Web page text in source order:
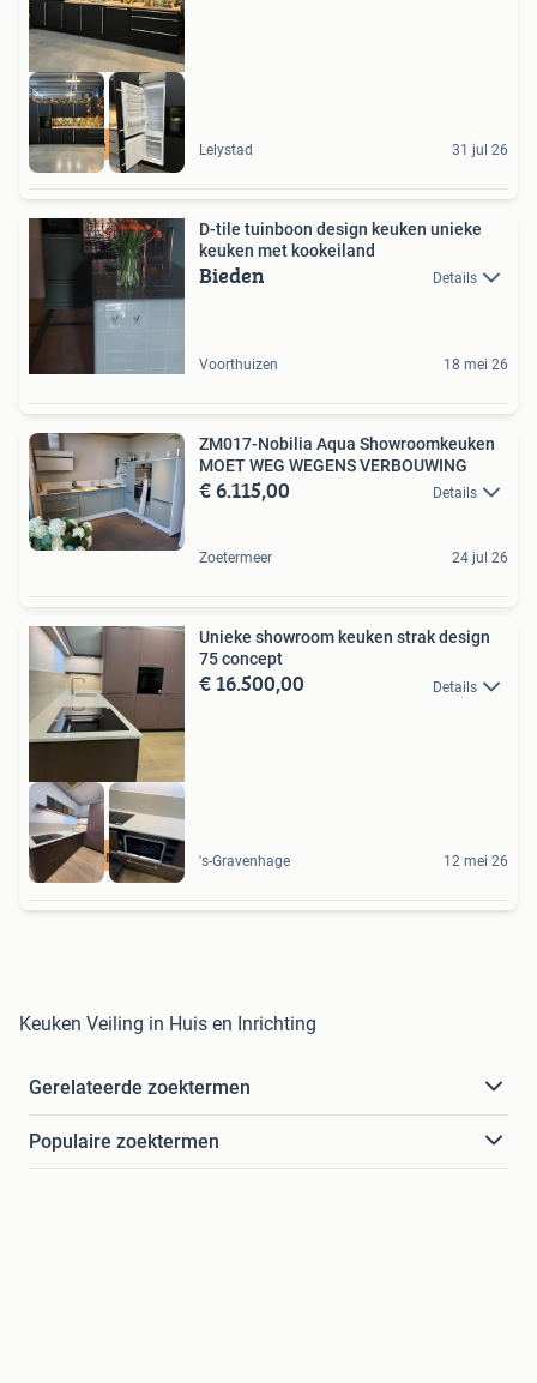
Nieuw te bestellen Lelystad 31 jul 26
D-tile tuinboon design keuken unieke
keuken met kookeiland
Bieden Details
Voorthuizen 18 mei 26
ZM017-Nobilia Aqua Showroomkeuken
MOET WEG WEGENS VERBOUWING
€ 6.115,00 Details
Zoetermeer 24 jul 26
Showroomkorting
Unieke showroom keuken strak design
75 concept
€ 16.500,00 Details
's-Gravenhage 12 mei 26
Keuken Veiling in Huis en Inrichting
Gerelateerde zoektermen
Populaire zoektermen